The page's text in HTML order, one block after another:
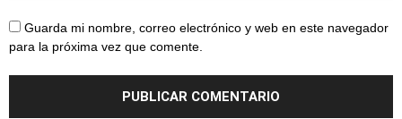
Guarda mi nombre, correo electrónico y web en este navegador
para la próxima vez que comente.